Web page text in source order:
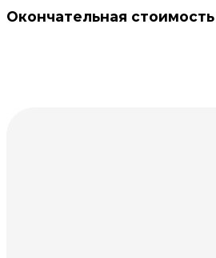
Окончательная